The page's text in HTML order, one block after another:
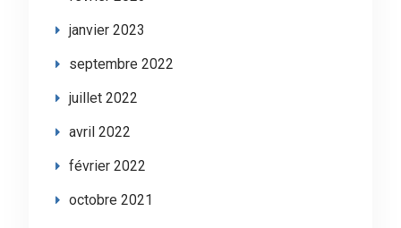
janvier 2023
septembre 2022
juillet 2022
avril 2022
février 2022
octobre 2021